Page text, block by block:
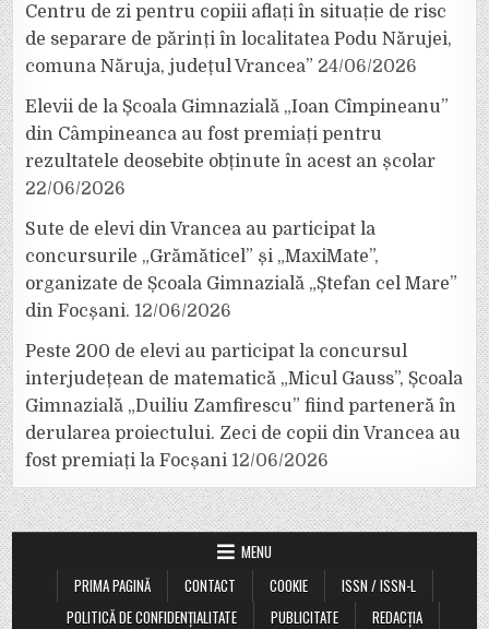
Centru de zi pentru copiii aflați în situație de risc
de separare de părinți în localitatea Podu Nărujei,
comuna Năruja, județul Vrancea” 24/06/2026
Elevii de la Școala Gimnazială „Ioan Cîmpineanu”
din Câmpineanca au fost premiați pentru
rezultatele deosebite obținute în acest an școlar
22/06/2026
Sute de elevi din Vrancea au participat la
concursurile „Grămăticel” și „MaxiMate”,
organizate de Școala Gimnazială „Ștefan cel Mare”
din Focșani. 12/06/2026
Peste 200 de elevi au participat la concursul
interjudețean de matematică „Micul Gauss”, Școala
Gimnazială „Duiliu Zamfirescu” fiind parteneră în
derularea proiectului. Zeci de copii din Vrancea au
fost premiați la Focșani 12/06/2026
MENU
PRIMA PAGINĂ
CONTACT COOKIE
ISSN / ISSN-L
POLITICĂ DE CONFIDENȚIALITATE
PUBLICITATE REDACȚIA